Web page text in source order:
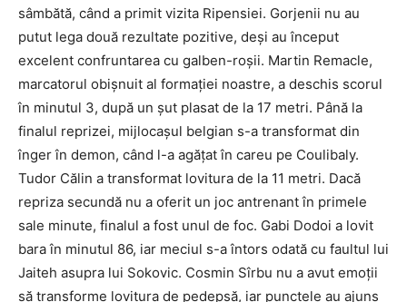
sâmbătă, când a primit vizita Ripensiei. Gorjenii nu au
putut lega două rezultate pozitive, deşi au început
excelent confruntarea cu galben-roşii. Martin Remacle,
marcatorul obişnuit al formaţiei noastre, a deschis scorul
în minutul 3, după un şut plasat de la 17 metri. Până la
finalul reprizei, mijlocaşul belgian s-a transformat din
înger în demon, când l-a agăţat în careu pe Coulibaly.
Tudor Călin a transformat lovitura de la 11 metri. Dacă
repriza secundă nu a oferit un joc antrenant în primele
sale minute, finalul a fost unul de foc. Gabi Dodoi a lovit
bara în minutul 86, iar meciul s-a întors odată cu faultul lui
Jaiteh asupra lui Sokovic. Cosmin Sîrbu nu a avut emoţii
să transforme lovitura de pedepsă, iar punctele au ajuns